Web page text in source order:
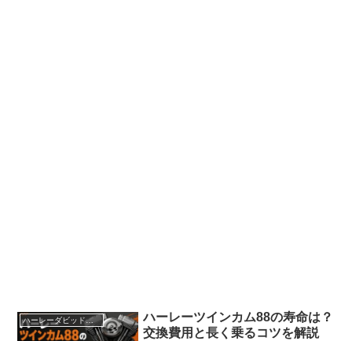
ハーレーダビッドソン
ハーレーツインカム88の寿命は？
交換費用と長く乗るコツを解説